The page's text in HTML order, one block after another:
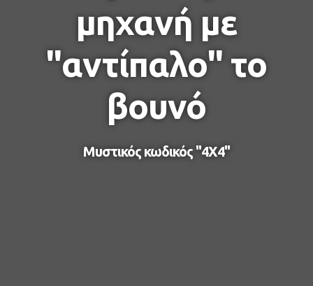
μηχανή με
"αντίπαλο" το
βουνό
Μυστικός κωδικός "4Χ4"